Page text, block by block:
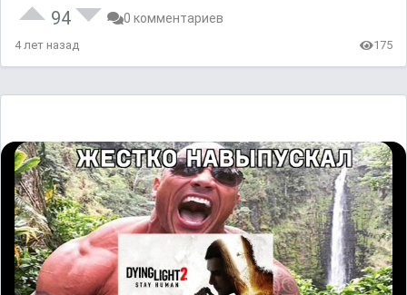
94 0 комментариев
4 лет назад 175